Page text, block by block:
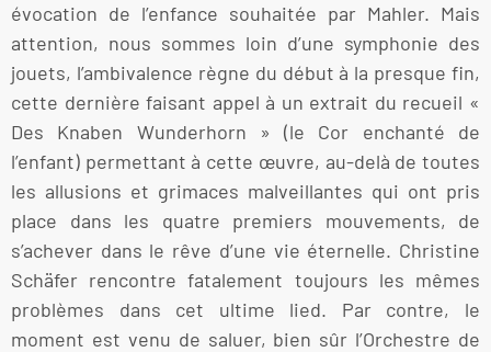
évocation de l’enfance souhaitée par Mahler. Mais
attention, nous sommes loin d’une symphonie des
jouets, l’ambivalence règne du début à la presque fin,
cette dernière faisant appel à un extrait du recueil «
Des Knaben Wunderhorn » (le Cor enchanté de
l’enfant) permettant à cette œuvre, au-delà de toutes
les allusions et grimaces malveillantes qui ont pris
place dans les quatre premiers mouvements, de
s’achever dans le rêve d’une vie éternelle. Christine
Schäfer rencontre fatalement toujours les mêmes
problèmes dans cet ultime lied. Par contre, le
moment est venu de saluer, bien sûr l’Orchestre de